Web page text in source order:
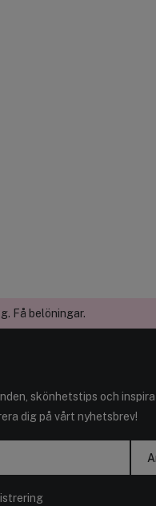
Få belöningar.
skönhetstips och
dig på vårt nyhetsbrev!